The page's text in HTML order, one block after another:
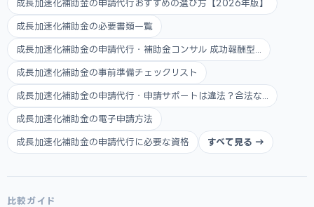
成長加速化補助金の申請代行おすすめの選び方【2026年版】
成長加速化補助金の必要書類一覧
成長加速化補助金の申請代行・補助金コンサル 成功報酬型...
成長加速化補助金の事前準備チェックリスト
成長加速化補助金の申請代行・申請サポートは違法？合法な...
成長加速化補助金の電子申請方法
成長加速化補助金の申請代行に必要な資格 すべて見る →
比較ガイド